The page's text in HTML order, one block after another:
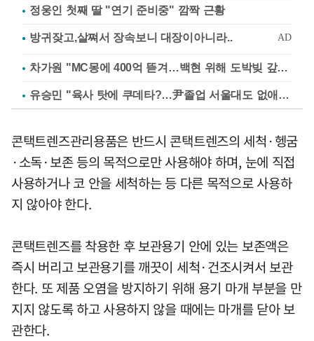
정웅인 첫째 딸 "연기 준비중" 깜짝 근황
차가원 "MC몽에 400억 뜯겨…백현 위해 도박빚 갚아줘"
유승민 "육사 탓에 쿠데타?…尹졸업 서울대도 없애나"
콘택트렌즈관리용품은 반드시 콘택트렌즈의 세척·헹굼
·소독·보존 등의 목적으로만 사용해야 하며, 눈에 직접
사용하거나 코 안을 세척하는 등 다른 목적으로 사용하
지 않아야 한다.
콘택트렌즈를 착용한 후 보관용기 안에 있는 보존액은
즉시 버리고 보관용기를 깨끗이 세척·건조시켜서 보관
한다. 또 제품 오염을 방지하기 위해 용기 마개 부분을 만
지지 않도록 하고 사용하지 않을 때에는 마개를 닫아 보
관한다.